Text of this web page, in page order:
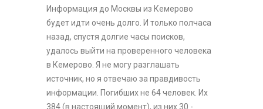
Информация до Москвы из Кемерово
будет идти очень долго. И только полчаса
назад, спустя долгие часы поисков,
удалось выйти на проверенного человека
в Кемерово. Я не могу разглашать
источник, но я отвечаю за правдивость
информации. Погибших не 64 человек. Их
384 (в настоящий момент), из них 30 -